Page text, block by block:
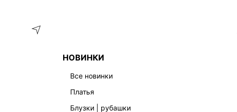
НОВИНКИ
все новинки
платья
блузки | рубашки
ОДЕЖДА